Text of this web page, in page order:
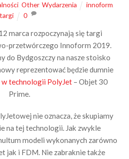
, Other, Wydarzenia innoform
targi
0
marca rozpoczynają się targi
przetwórczego Innoform 2019.
do Bydgoszczy na nasze stoisko
reprezentować będzie dumnie
w technologii PolyJet – Objet 30
Prime.
nie oznacza, że skupiamy
na tej technologii. Jak zwykle
modeli wykonanych zarówno
jak i FDM. Nie zabraknie także